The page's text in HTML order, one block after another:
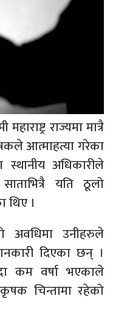
महाराष्ट्र राज्यमा मात्रै
आत्माहत्या गरेका
अधिकारीले
यति ठूलो
।
अवधिमा उनीहरुले
दिएका छन् ।
कम वर्षा भएकाले
चिन्तामा रहेको